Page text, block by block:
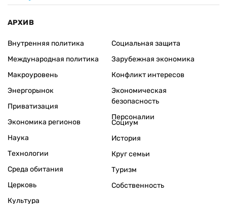
АРХИВ
Внутренняя политика
Международная политика
Макроуровень
Энергорынок
Приватизация
Экономика регионов
Социальная защита
Зарубежная экономика
Конфликт интересов
Экономическая
безопасность
Персоналии
Наука
Технологии
Среда обитания
Церковь
Культура
Социум
История
Круг семьи
Туризм
Собственность